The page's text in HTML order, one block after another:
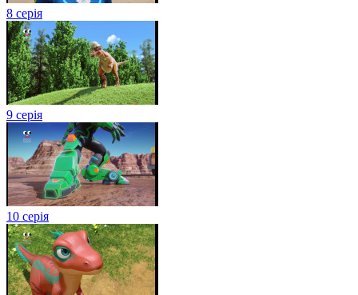
8 серія
9 серія
10 серія